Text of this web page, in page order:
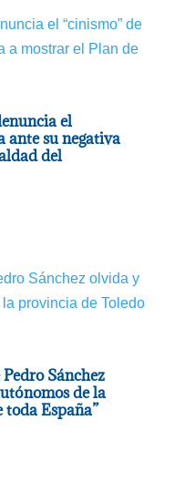
el
ante su negativa
del
Sánchez
de la
España”